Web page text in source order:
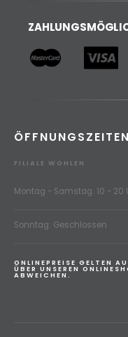
ÖFFNUNGSZEITEN
FILIALE WOHLEN
Montag - Samstag: 10 - 20
Sonntag: Geschlossen
ONLINEPREISE GELTEN
ÜBER UNSEREN
ABWEICHEN.